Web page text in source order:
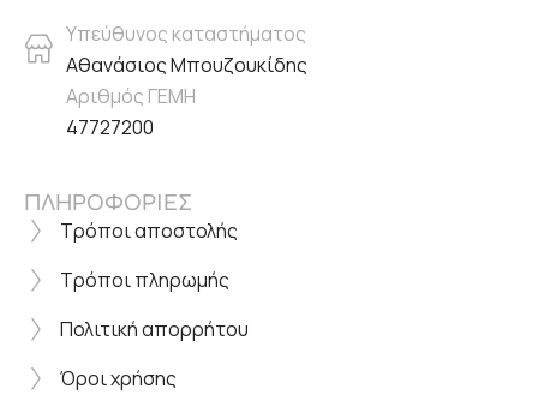
Υπεύθυνος καταστήματος
Αθανάσιος Μπουζουκίδης
Αριθμός ΓΕΜΗ
47727200
ΠΛΗΡΟΦΟΡΙΕΣ
Τρόποι αποστολής
Τρόποι πληρωμής
Πολιτική απορρήτου
Όροι χρήσης